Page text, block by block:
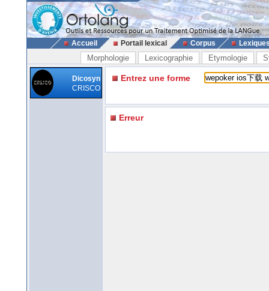
Accueil Portail lexical Corpus
Morphologie Lexicographie Etymologie
Dicosyn
CRISCO
Entrez une forme
Erreur